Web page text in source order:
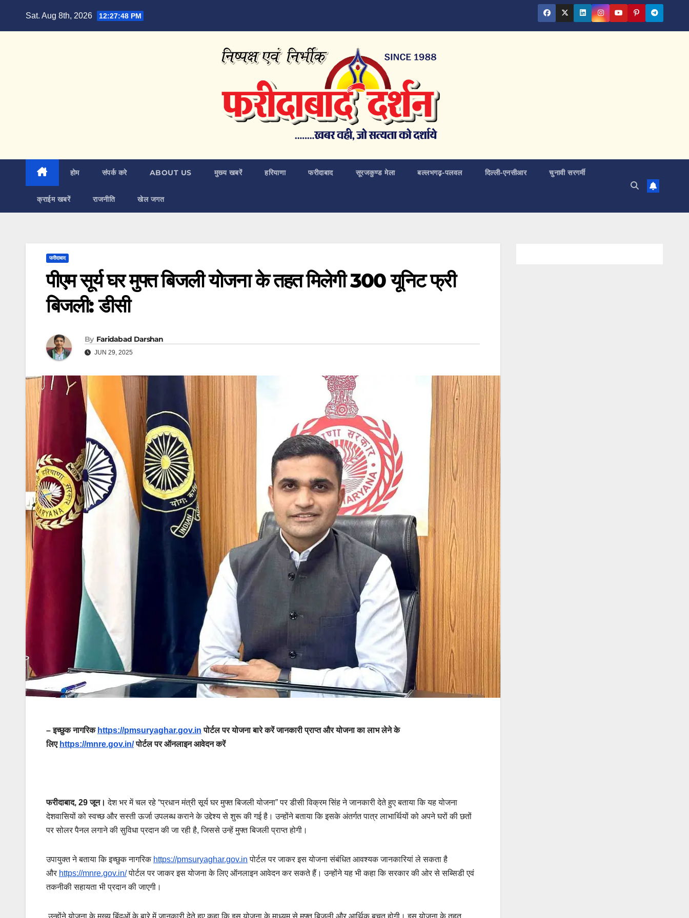
Sat. Aug 8th, 2026 12:27:49 PM
होम संपर्क करे ABOUT US मुख्य खबरें हरियाणा फरीदाबाद सूरजकुण्ड मेला बल्लभगढ़़-पलवल दिल्ली-एनसीआर चुनावी सरगर्मी
क्राईम खबरें राजनीति खेल जगत
फरीदाबाद
पीएम सूर्य घर मुफ्त बिजली योजना के तहत म‍िलेगी 300 यून‍िट फ्री
ब‍िजली: डीसी
By Faridabad Darshan
JUN 29, 2025
–इच्छुक नागरिक https://pmsuryaghar.gov.in पोर्टल पर योजना बारे करें जानकारी प्राप्त और योजना का लाभ लेने के
लिए https://mnre.gov.in/ पोर्टल पर ऑनलाइन आवेदन करें
फरीदाबाद, 29जून।देश भर में चल रहे “प्रधान मंत्री सूर्य घर मुफ्त बिजली योजना” पर डीसी विक्रम सिंह ने जानकारी देते हुए बताया कि यह योजना
देशवासियों को स्वच्छ और सस्ती ऊर्जा उपलब्ध कराने के उद्देश्य से शुरू की गई है। उन्होंने बताया कि इसके अंतर्गत पात्र लाभार्थियों को अपने घरों की छतों
पर सोलर पैनल लगाने की सुविधा प्रदान की जा रही है, जिससे उन्हें मुफ्त बिजली प्राप्त होगी।
उपायुक्त ने बताया कि इच्छुक नागरिक https://pmsuryaghar.gov.in पोर्टल पर जाकर इस योजना संबंधित आवश्यक जानकारियां ले सकता है
और https://mnre.gov.in/पोर्टल पर जाकर इस योजना के लिए ऑनलाइन आवेदन कर सकते हैं। उन्होंने यह भी कहा कि सरकार की ओर से सब्सिडी एवं
तकनीकी सहायता भी प्रदान की जाएगी।
उन्होंने योजना के मुख्य बिंदुओं के बारे में जानकारी देते हुए कहा कि इस योजना के माध्यम से मुफ्त बिजली और आर्थिक बचत होगी। इस योजना के तहत